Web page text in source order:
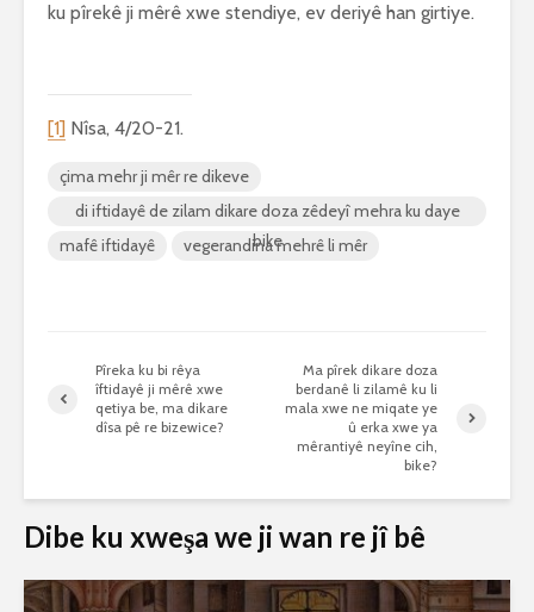
ku pîrekê ji mêrê xwe stendiye, ev deriyê han girtiye.
[1] Nîsa, 4/20-21.
çima mehr ji mêr re dikeve
di iftidayê de zilam dikare doza zêdeyî mehra ku daye
bike
mafê iftidayê vegerandina mehrê li mêr
Pîreka ku bi rêya
îftidayê ji mêrê xwe
qetiya be, ma dikare
dîsa pê re bizewice?
Ma pîrek dikare doza
berdanê li zilamê ku li
mala xwe ne miqate ye
û erka xwe ya
mêrantiyê neyîne cih,
bike?
Dibe ku xweşa we ji wan re jî bê